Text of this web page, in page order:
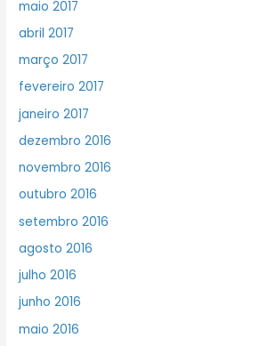
maio 2017
abril 2017
março 2017
fevereiro 2017
janeiro 2017
dezembro 2016
novembro 2016
outubro 2016
setembro 2016
agosto 2016
julho 2016
junho 2016
maio 2016